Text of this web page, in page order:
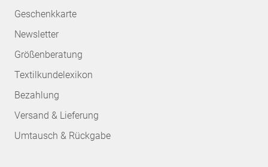
Geschenkkarte
Newsletter
Größenberatung
Textilkundelexikon
Bezahlung
Versand & Lieferung
Umtausch & Rückgabe